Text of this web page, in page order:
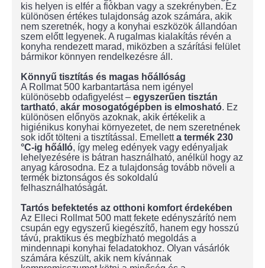
kis helyen is elfér a fiókban vagy a szekrényben. Ez
különösen értékes tulajdonság azok számára, akik
nem szeretnék, hogy a konyhai eszközök állandóan
szem előtt legyenek. A rugalmas kialakítás révén a
konyha rendezett marad, miközben a szárítási felület
bármikor könnyen rendelkezésre áll.
Könnyű tisztítás és magas hőállóság
A Rollmat 500 karbantartása nem igényel
különösebb odafigyelést – egyszerűen tisztán
tartható, akár mosogatógépben is elmosható. Ez
különösen előnyös azoknak, akik értékelik a
higiénikus konyhai környezetet, de nem szeretnének
sok időt tölteni a tisztítással. Emelletta termék 230
°C-ig hőálló, így meleg edények vagy edényaljak
lehelyezésére is bátran használható, anélkül hogy az
anyag károsodna. Ez a tulajdonság tovább növeli a
termék biztonságos és sokoldalú
felhasználhatóságát.
Tartós befektetés az otthoni komfort érdekében
Az Elleci Rollmat 500 matt fekete edényszárító nem
csupán egy egyszerű kiegészítő, hanem egy hosszú
távú, praktikus és megbízható megoldás a
mindennapi konyhai feladatokhoz. Olyan vásárlók
számára készült, akik nem kívánnak